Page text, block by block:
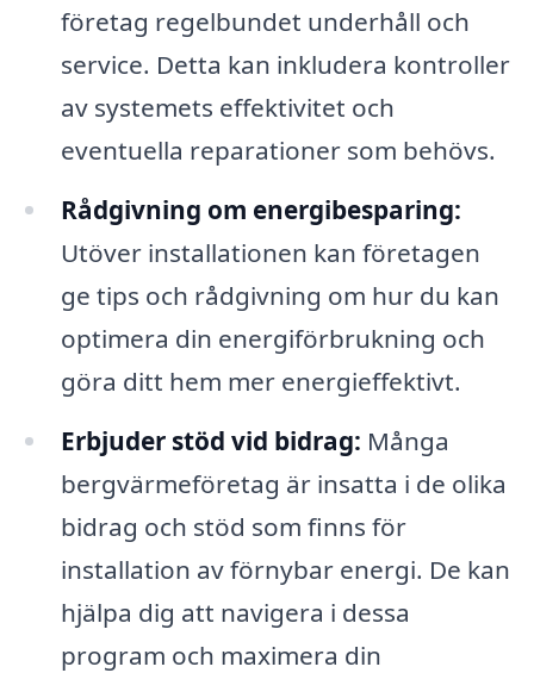
företag regelbundet underhåll och
service. Detta kan inkludera kontroller
av systemets effektivitet och
eventuella reparationer som behövs.
Rådgivning om energibesparing:
Utöver installationen kan företagen
ge tips och rådgivning om hur du kan
optimera din energiförbrukning och
göra ditt hem mer energieffektivt.
Erbjuder stöd vid bidrag: Många
bergvärmeföretag är insatta i de olika
bidrag och stöd som finns för
installation av förnybar energi. De kan
hjälpa dig att navigera i dessa
program och maximera din